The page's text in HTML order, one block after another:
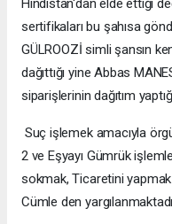
Hindistan'dan elde ettiği
sertifikaları bu şahısa
GÜLROOZİ simli şansın
dağıttığı yine Abbas
siparişlerinin dağıtım
Suç işlemek amacıyla
2 ve Eşyayı Gümrük
sokmak, Ticaretini yapmak
Cümle den